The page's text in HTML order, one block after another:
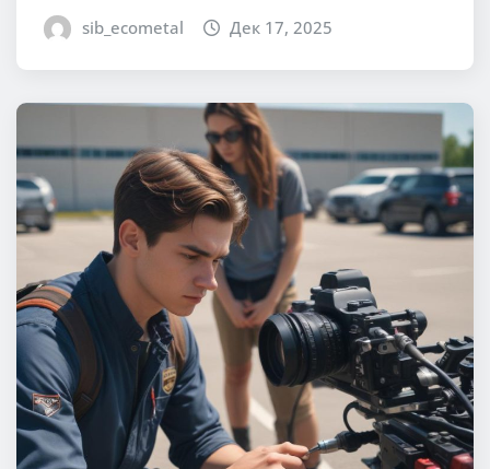
sib_ecometal Дек 17, 2025